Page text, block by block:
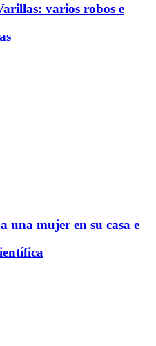
varios robos e
una mujer en su casa e